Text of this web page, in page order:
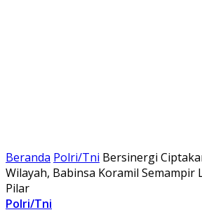
Beranda Polri/Tni Bersinergi
Wilayah, Babinsa Koramil Semampir
Pilar
Polri/Tni